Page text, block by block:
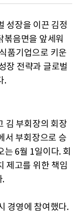
성장을 이끈 김정
볶음면을 앞세워
품기업으로 키운
장 전략과 글로벌
.
김 부회장의 회장
서 부회장으로 승
는 6월 1일이다. 회
제고를 위한 책임
.
경영에 참여했다.